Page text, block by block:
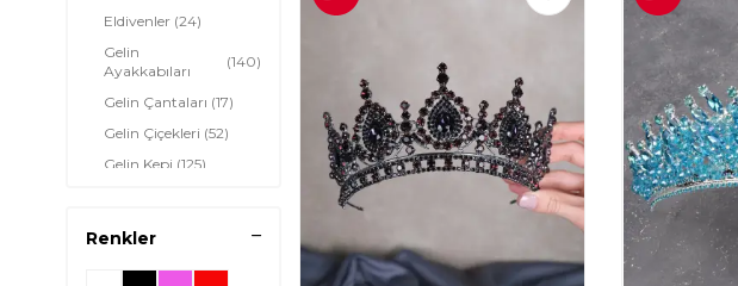
Eldivenler (24)
Gelin
Ayakkabıları
(140)
Gelin Çantaları (17)
Gelin Çiçekleri (52)
Gelin Kepi (125)
Gelin Sabahlığı
Gelin Şemsiye(9)
Renkler